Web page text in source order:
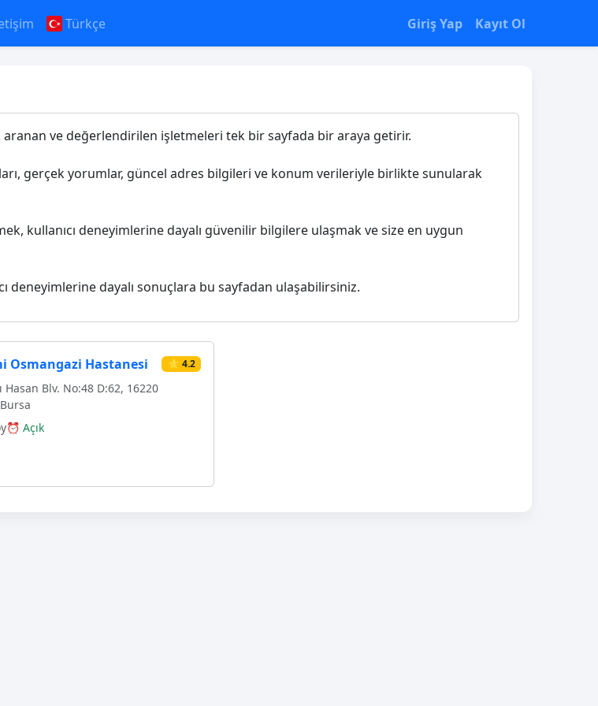
Türkçe Giriş Yap Kayıt Ol
aranan ve değerlendirilen işletmeleri tek bir sayfada bir araya getirir.
gerçek yorumlar, güncel adres bilgileri ve konum verileriyle birlikte sunularak
kullanıcı deneyimlerine dayalı güvenilir bilgilere ulaşmak ve size en uygun
deneyimlerine dayalı sonuçlara bu sayfadan ulaşabilirsiniz.
Osmangazi Hastanesi ⭐ 4.2
Hasan Blv. No:48 D:62, 16220
⏰ Açık